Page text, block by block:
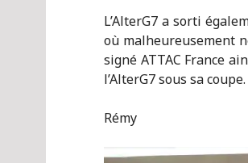
L’AlterG7 a sorti
où malheureusement
signé ATTAC France
l’AlterG7 sous sa coupe.
Rémy